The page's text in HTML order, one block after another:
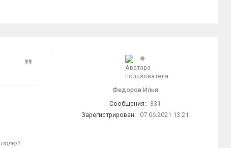
Федоров Илья
Сообщения: 331
Зарегистрирован:
07.06.2021 13:21
Цитата
полю?